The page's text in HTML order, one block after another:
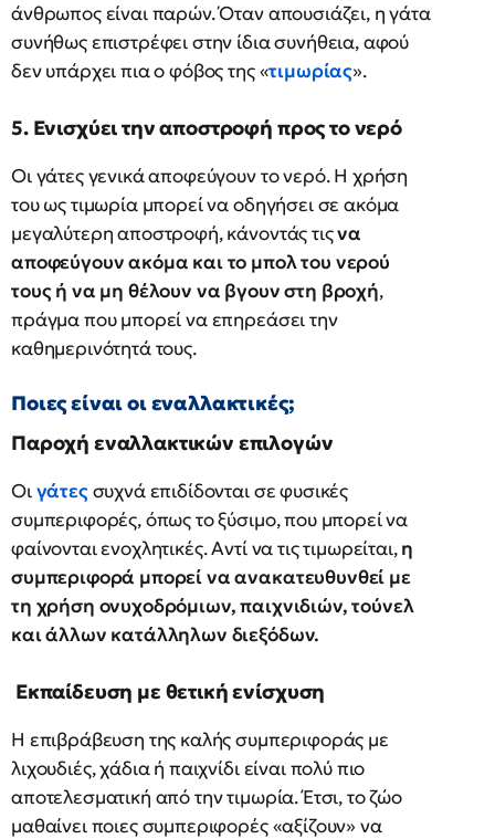
άνθρωπος είναι παρών. Όταν απουσιάζει, η γάτα
συνήθως επιστρέφει στην ίδια συνήθεια, αφού
δεν υπάρχει πια ο φόβος της «τιμωρίας».
5. Ενισχύει την αποστροφή προς το νερό
Οι γάτες γενικά αποφεύγουν το νερό. Η χρήση
του ως τιμωρία μπορεί να οδηγήσει σε ακόμα
μεγαλύτερη αποστροφή, κάνοντάς τιςνα
αποφεύγουν ακόμα και το μπολ του νερού
τους ή να μη θέλουν να βγουν στη βροχή,
πράγμα που μπορεί να επηρεάσει την
καθημερινότητά τους.
Ποιες είναι οι εναλλακτικές;
Παροχή εναλλακτικών επιλογών
Οιγάτεςσυχνά επιδίδονται σε φυσικές
συμπεριφορές, όπως το ξύσιμο, που μπορεί να
φαίνονται ενοχλητικές. Αντί να τις τιμωρείται,η
συμπεριφορά μπορεί να ανακατευθυνθεί με
τη χρήση ονυχοδρόμιων, παιχνιδιών, τούνελ
και άλλων κατάλληλων διεξόδων.
Εκπαίδευση με θετική ενίσχυση
Η επιβράβευση της καλής συμπεριφοράς με
λιχουδιές, χάδια ή παιχνίδι είναι πολύ πιο
αποτελεσματική από την τιμωρία. Έτσι, το ζώο
μαθαίνει ποιες συμπεριφορές «αξίζουν» να